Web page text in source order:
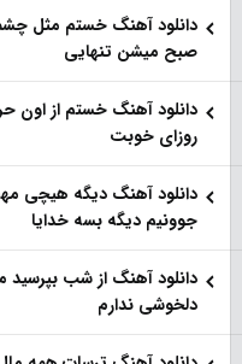
دانلود آهنگ خستم مثل
صبح میشن تنهایی
دانلود آهنگ خستم از اون
روزای خوبت
دانلود آهنگ دیگه هیچی
جوونیم دیگه بسه خدایا
دانلود آهنگ از شب بپرسید
دلخوشی ندارم